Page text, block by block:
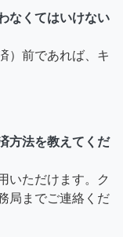
なくてはいけない
）前であれば、キ
方法を教えてくだ
いただけます。ク
局までご連絡くだ